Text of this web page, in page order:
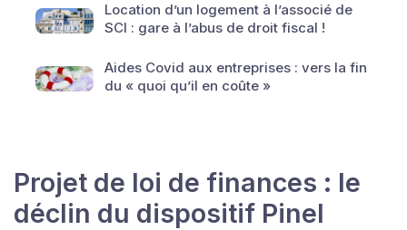
Location d’un logement à l’associé de
SCI : gare à l’abus de droit fiscal !
Aides Covid aux entreprises : vers la fin
du « quoi qu’il en coûte »
Projet de loi de finances : le
déclin du dispositif Pinel